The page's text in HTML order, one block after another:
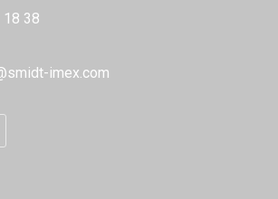
38
imex.com